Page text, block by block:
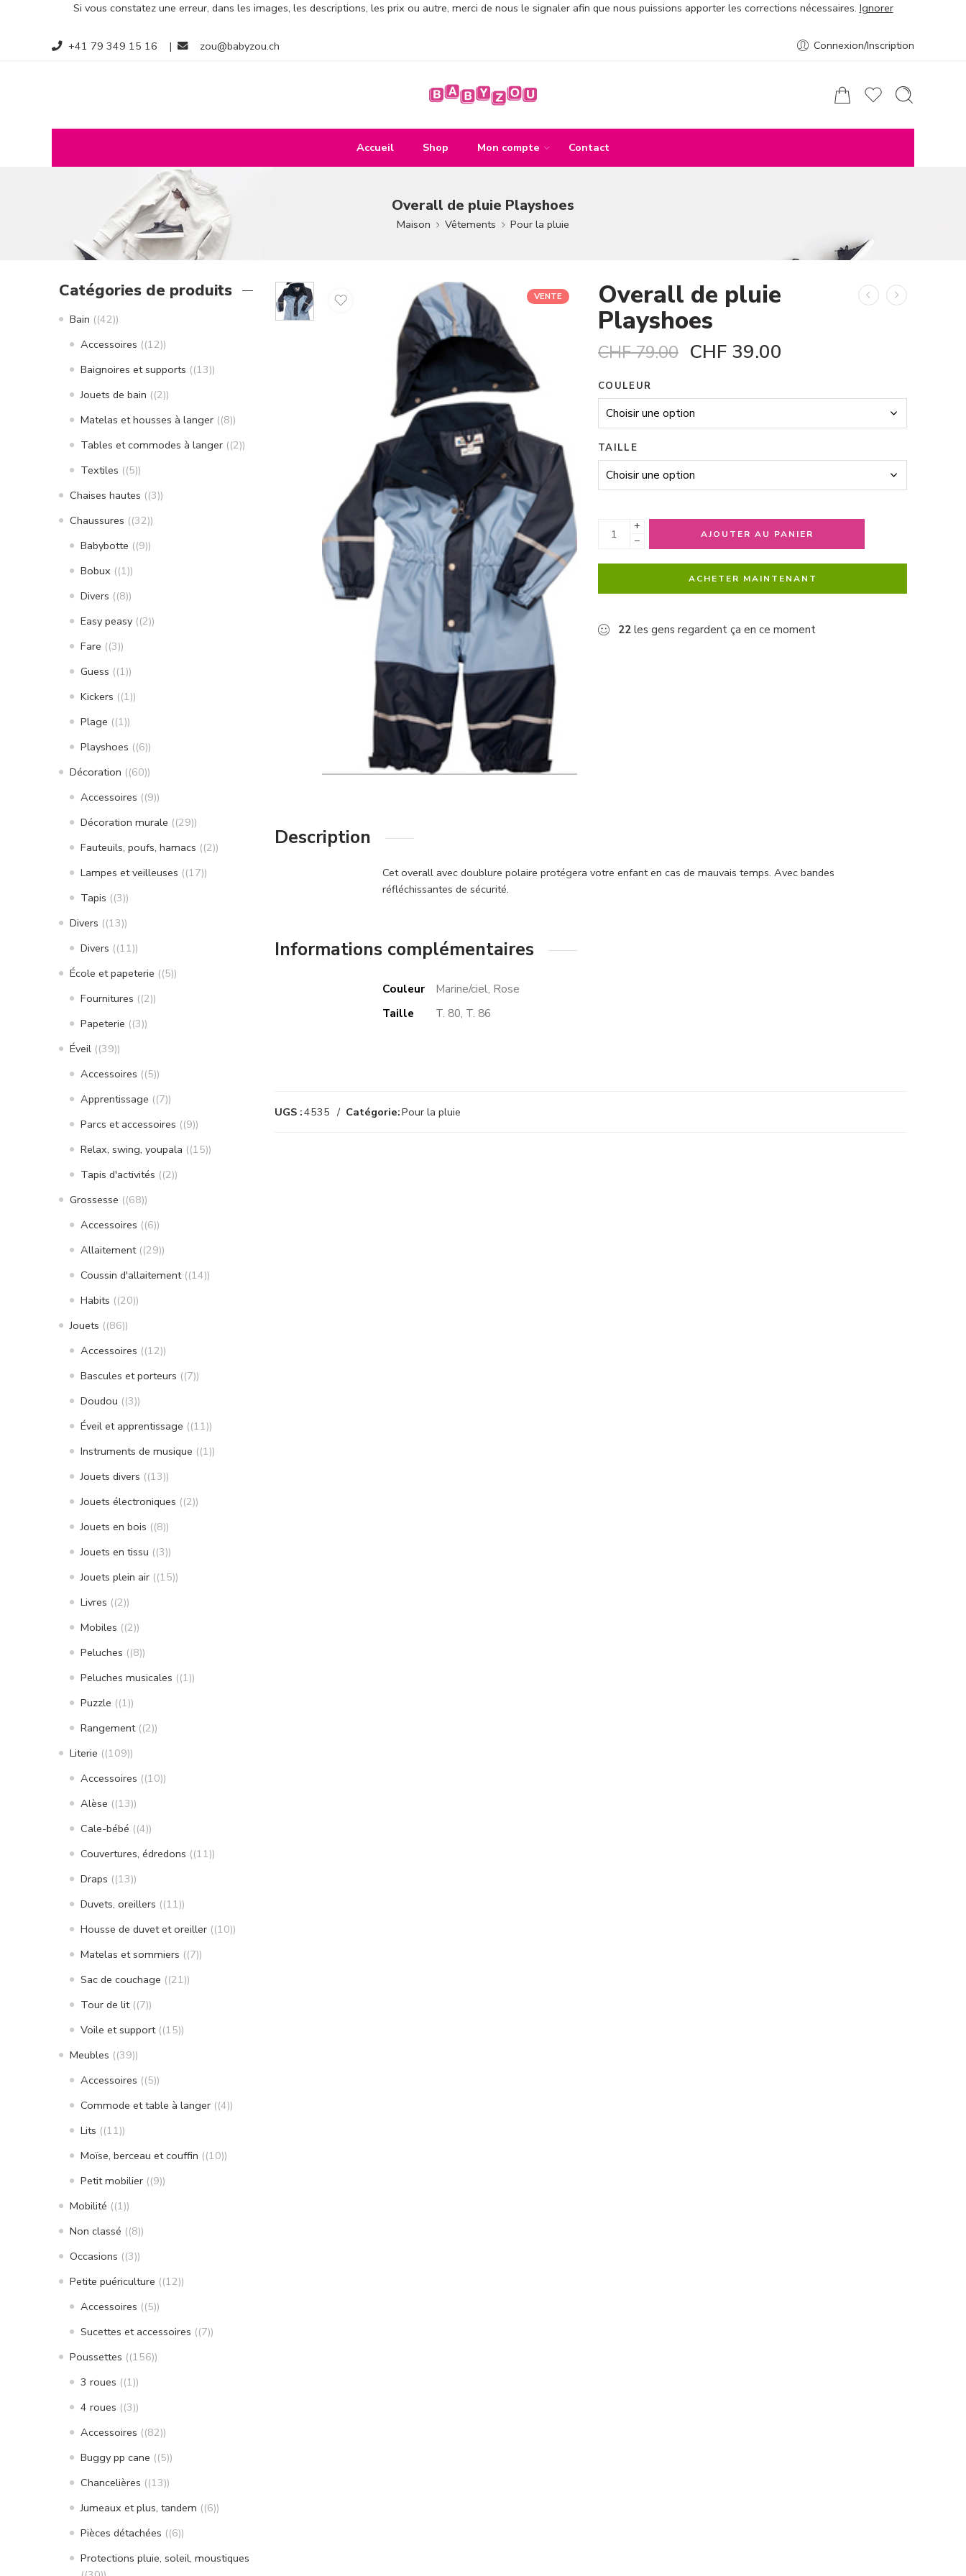
Si vous constatez une erreur, dans les images, les descriptions, les prix ou autre, merci de nous le signaler afin que nous puissions apporter les corrections nécessaires. Ignorer
+41 79 349 15 16 | zou@babyzou.ch Connexion/Inscription
Accueil Shop Mon compte Contact
Overall de pluie Playshoes
Maison Vêtements Pour la pluie
VENTE Overall de pluie
Playshoes
CHF79.00 CHF 39.00
COULEUR
TAILLE
+
−
AJOUTER AU PANIER
ACHETER MAINTENANT
22 les gens regardent ça en ce moment
Description
Cet overall avec doublure polaire protégera votre enfant en cas de mauvais temps. Avec bandes
réfléchissantes de sécurité.
Informations complémentaires
Couleur
Marine/ciel, Rose
Taille
T. 80, T. 86
UGS :4535 Catégorie:Pour la pluie
Catégories de produits
Bain (42)
Accessoires (12)
Baignoires et supports (13)
Jouets de bain (2)
Matelas et housses à langer (8)
Tables et commodes à langer (2)
Textiles (5)
Chaises hautes (3)
Chaussures (32)
Babybotte (9)
Bobux (1)
Divers (8)
Easy peasy (2)
Fare (3)
Guess (1)
Kickers (1)
Plage (1)
Playshoes (6)
Décoration (60)
Accessoires (9)
Décoration murale (29)
Fauteuils, poufs, hamacs (2)
Lampes et veilleuses (17)
Tapis (3)
Divers (13)
Divers (11)
École et papeterie (5)
Fournitures (2)
Papeterie (3)
Éveil (39)
Accessoires (5)
Apprentissage (7)
Parcs et accessoires (9)
Relax, swing, youpala (15)
Tapis d'activités (2)
Grossesse (68)
Accessoires (6)
Allaitement (29)
Coussin d'allaitement (14)
Habits (20)
Jouets (86)
Accessoires (12)
Bascules et porteurs (7)
Doudou (3)
Éveil et apprentissage (11)
Instruments de musique (1)
Jouets divers (13)
Jouets électroniques (2)
Jouets en bois (8)
Jouets en tissu (3)
Jouets plein air (15)
Livres (2)
Mobiles (2)
Peluches (8)
Peluches musicales (1)
Puzzle (1)
Rangement (2)
Literie (109)
Accessoires (10)
Alèse (13)
Cale-bébé (4)
Couvertures, édredons (11)
Draps (13)
Duvets, oreillers (11)
Housse de duvet et oreiller (10)
Matelas et sommiers (7)
Sac de couchage (21)
Tour de lit (7)
Voile et support (15)
Meubles (39)
Accessoires (5)
Commode et table à langer (4)
Lits (11)
Moïse, berceau et couffin (10)
Petit mobilier (9)
Mobilité (1)
Non classé (8)
Occasions (3)
Petite puériculture (12)
Accessoires (5)
Sucettes et accessoires (7)
Poussettes (156)
3 roues (1)
4 roues (3)
Accessoires (82)
Buggy pp cane (5)
Chancelières (13)
Jumeaux et plus, tandem (6)
Pièces détachées (6)
Protections pluie, soleil, moustiques